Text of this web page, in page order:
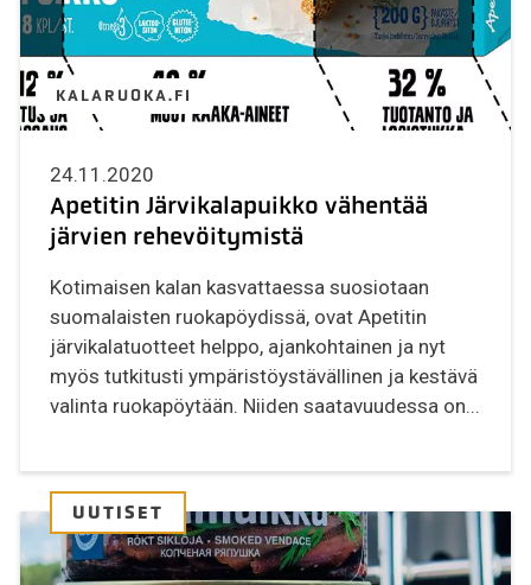
KALARUOKA.FI
24.11.2020
Apetitin Järvikalapuikko vähentää
järvien rehevöitymistä
Kotimaisen kalan kasvattaessa suosiotaan
suomalaisten ruokapöydissä, ovat Apetitin
järvikalatuotteet helppo, ajankohtainen ja nyt
myös tutkitusti ympäristöystävällinen ja kestävä
valinta ruokapöytään. Niiden saatavuudessa on...
UUTISET